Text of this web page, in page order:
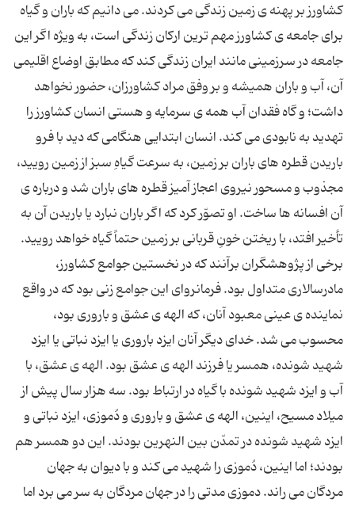
کشاورز بر پهنه ی زمین زندگی می کردند. می دانیم که باران و گیاه
برای جامعه ی کشاورز مهم ترین ارکان زندگی است، به ویژه اگر این
جامعه در سرزمینی مانند ایران زندگی کند که مطابق اوضاع اقلیمی
آن، آب و باران همیشه و بر وفق مراد کشاورزان، حضور نخواهد
داشت؛ و گاه فقدان آب همه ی سرمایه و هستی انسان کشاورز را
تهدید به نابودی می کند. انسان ابتدایی هنگامی که دید با فرو
باریدن قطره های باران بر زمین، به سرعت گیاهِ سبز از زمین رویید،
مجذوب و مسحور نیروی اعجاز آمیز قطره های باران شد و درباره ی
آن افسانه ها ساخت. او تصوّر کرد که اگر باران نبارد یا باریدن آن به
تأخیر افتد، با ریختن خونِ قربانی بر زمین حتماً گیاه خواهد رویید.
برخی از پژوهشگران برآنند که در نخستین جوامع کشاورز،
مادرسالاری متداول بود. فرمانروای این جوامع زنی بود که در واقع
نماینده ی عینی معبود آنان، که الهه ی عشق و باروری بود،
محسوب می شد. خدای دیگر آنان ایزد باروری یا ایزد نباتی یا ایزد
شهید شونده، همسر یا فرزند الهه ی عشق بود. الهه ی عشق، با
آب و ایزد شهید شونده با گیاه در ارتباط بود. سه هزار سال پیش از
میلاد مسیح، اینین، الهه ی عشق و باروری و دُموزی، ایزد نباتی و
ایزد شهید شونده در تمدّن بین النهرین بودند. این دو همسر هم
بودند؛ اما اینین، دُموزی را شهید می کند و با دیوان به جهان
مردگان می راند. دموزی مدتی را در جهان مردگان به سر می برد اما